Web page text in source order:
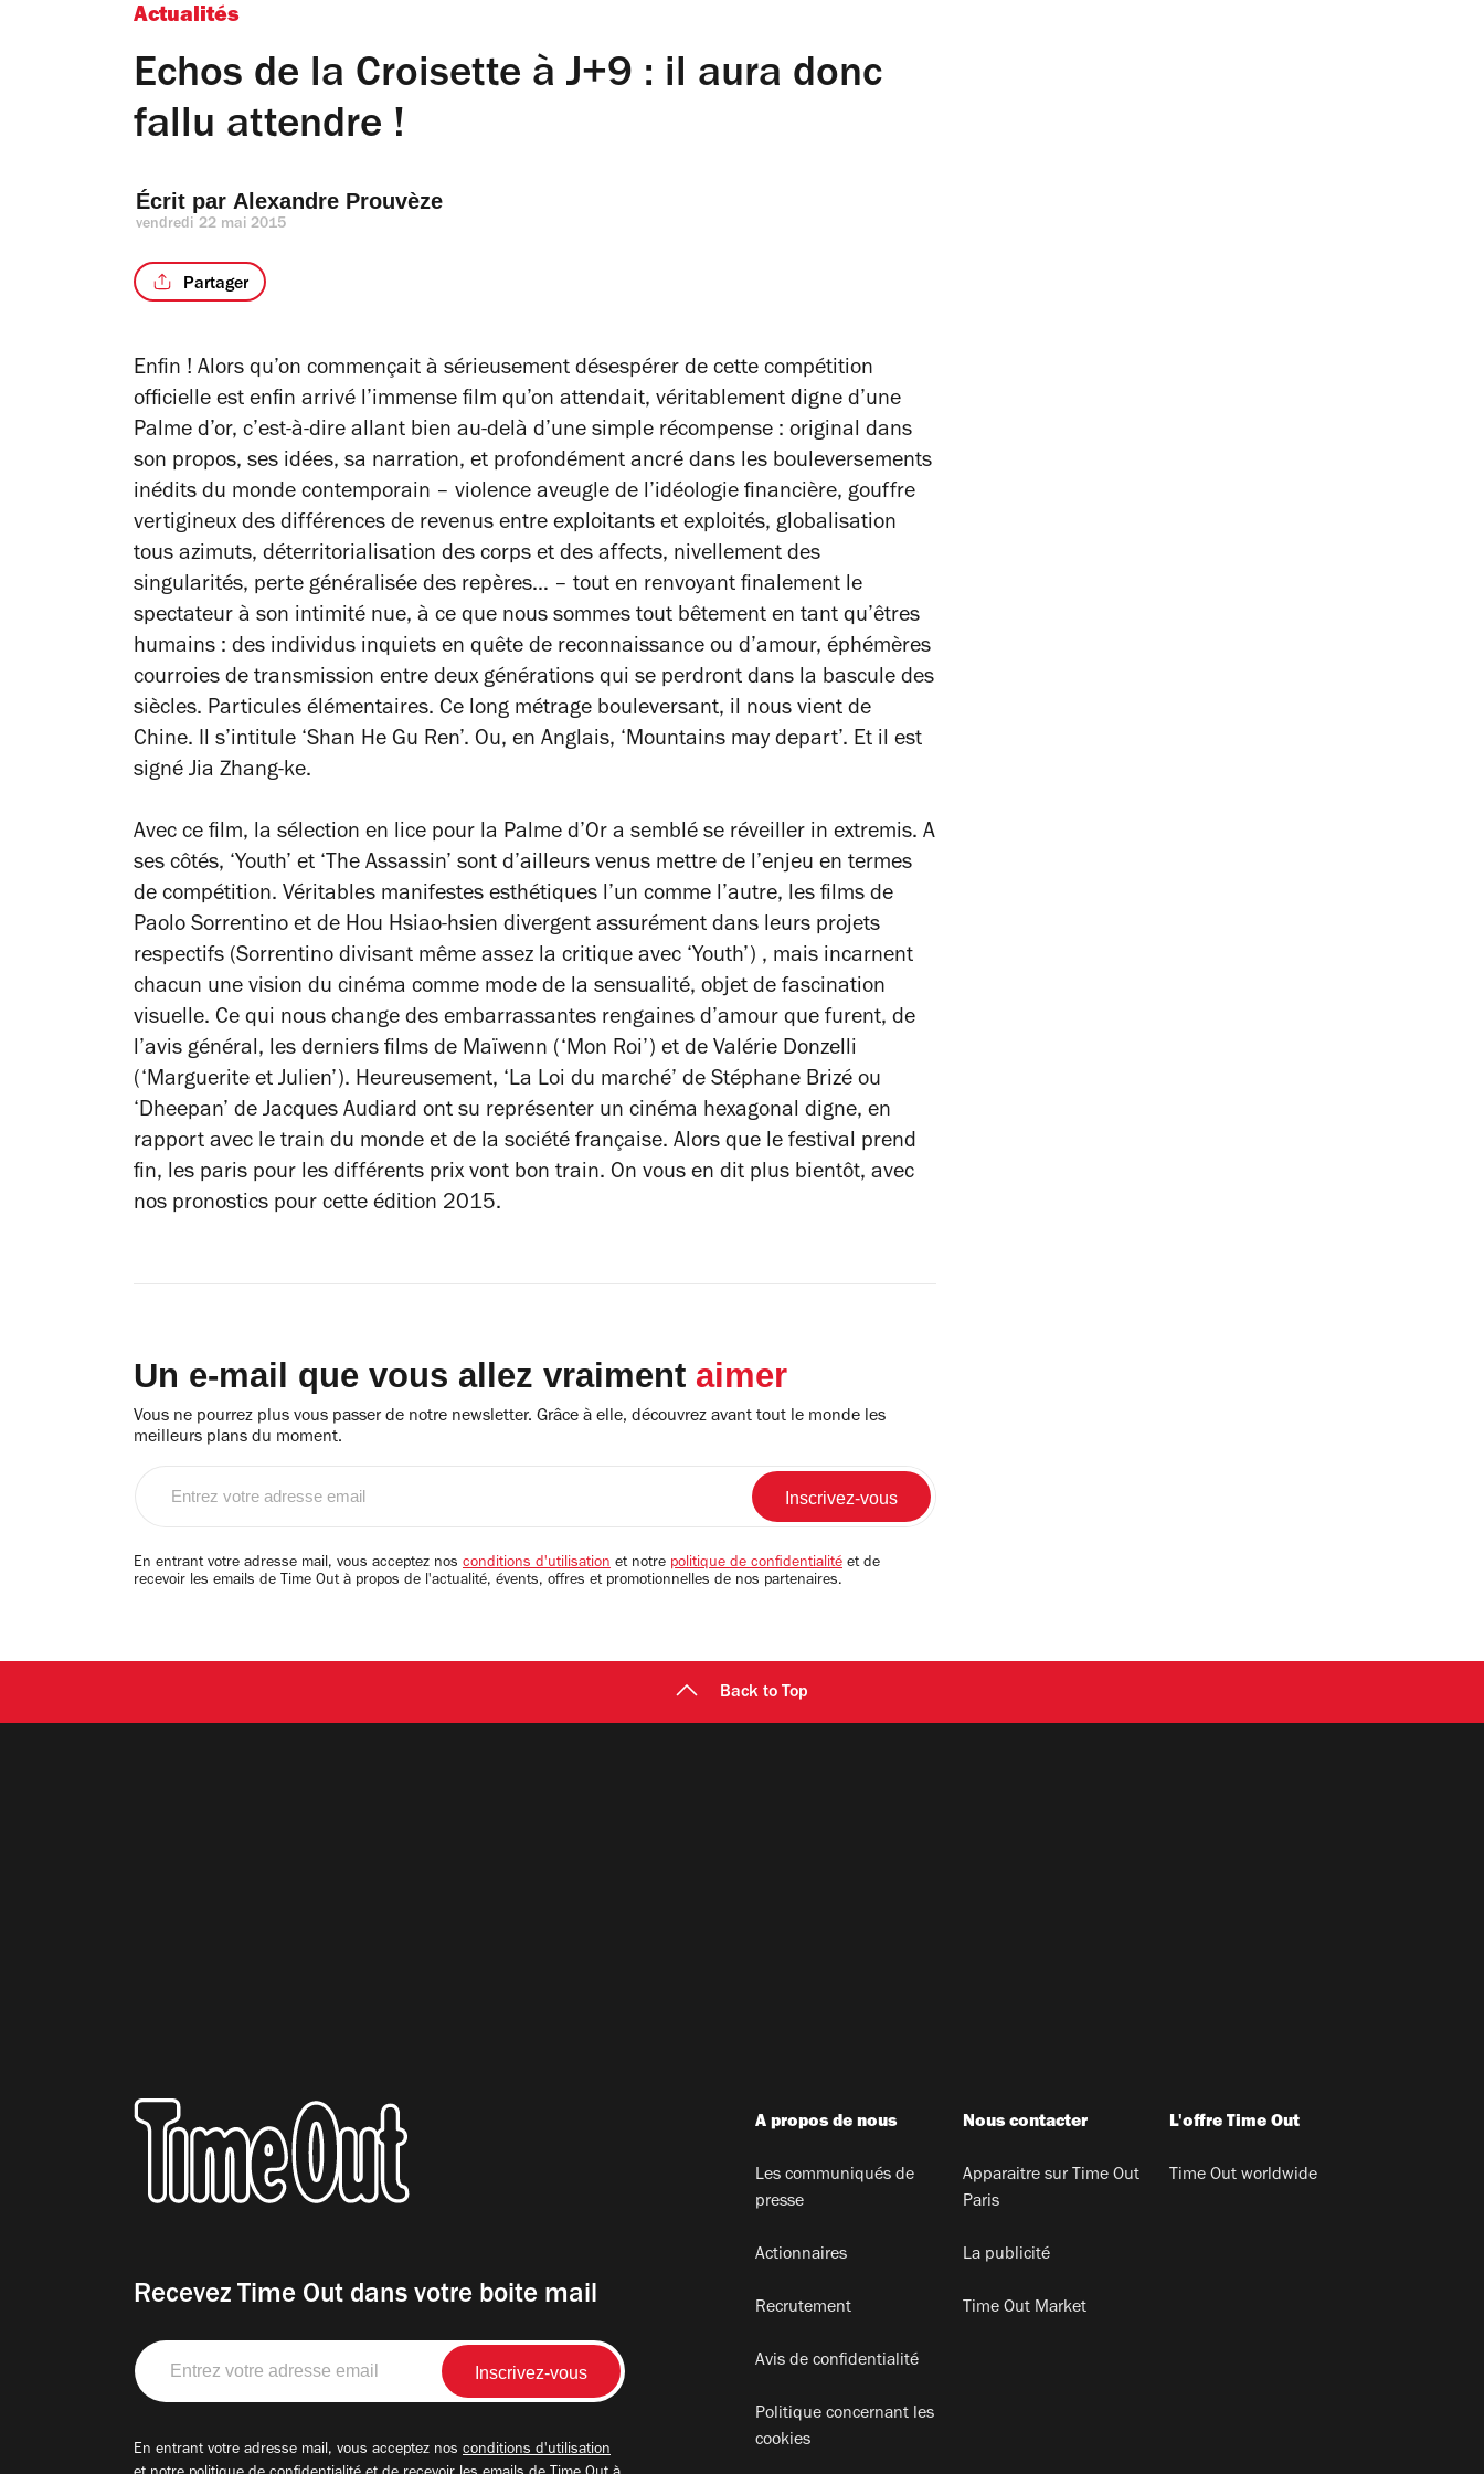
Actualités
Echos de la Croisette à J+9 : il aura donc
fallu attendre !
Écrit par Alexandre Prouvèze
vendredi 22 mai 2015
Partager
Enfin ! Alors qu’on commençait à sérieusement désespérer de cette compétition
officielle est enfin arrivé l’immense film qu’on attendait, véritablement digne d’une
Palme d’or, c’est-à-dire allant bien au-delà d’une simple récompense : original dans
son propos, ses idées, sa narration, et profondément ancré dans les bouleversements
inédits du monde contemporain – violence aveugle de l’idéologie financière, gouffre
vertigineux des différences de revenus entre exploitants et exploités, globalisation
tous azimuts, déterritorialisation des corps et des affects, nivellement des
singularités, perte généralisée des repères… – tout en renvoyant finalement le
spectateur à son intimité nue, à ce que nous sommes tout bêtement en tant qu’êtres
humains : des individus inquiets en quête de reconnaissance ou d’amour, éphémères
courroies de transmission entre deux générations qui se perdront dans la bascule des
siècles. Particules élémentaires. Ce long métrage bouleversant, il nous vient de
Chine. Il s’intitule ‘Shan He Gu Ren’. Ou, en Anglais, ‘Mountains may depart’. Et il est
signé Jia Zhang-ke.
Avec ce film, la sélection en lice pour la Palme d’Or a semblé se réveiller in extremis. A
ses côtés, ‘Youth’ et ‘The Assassin’ sont d’ailleurs venus mettre de l’enjeu en termes
de compétition. Véritables manifestes esthétiques l’un comme l’autre, les films de
Paolo Sorrentino et de Hou Hsiao-hsien divergent assurément dans leurs projets
respectifs (Sorrentino divisant même assez la critique avec ‘Youth’) , mais incarnent
chacun une vision du cinéma comme mode de la sensualité, objet de fascination
visuelle. Ce qui nous change des embarrassantes rengaines d’amour que furent, de
l’avis général, les derniers films de Maïwenn (‘Mon Roi’) et de Valérie Donzelli
(‘Marguerite et Julien’). Heureusement, ‘La Loi du marché’ de Stéphane Brizé ou
‘Dheepan’ de Jacques Audiard ont su représenter un cinéma hexagonal digne, en
rapport avec le train du monde et de la société française. Alors que le festival prend
fin, les paris pour les différents prix vont bon train. On vous en dit plus bientôt, avec
nos pronostics pour cette édition 2015.
Un e-mail que vous allez vraiment aimer
Vous ne pourrez plus vous passer de notre newsletter. Grâce à elle, découvrez avant tout le monde les
meilleurs plans du moment.
email
En entrant votre adresse mail, vous acceptez nos conditions d'utilisation et notre politique de confidentialité et de
recevoir les emails de Time Out à propos de l'actualité, évents, offres et promotionnelles de nos partenaires.
Back to Top
Recevez Time Out dans votre boite mail
Entrez
votre
adresse
En entrant votre adresse mail, vous acceptez nos conditions d'utilisation
A propos de nous
Les communiqués de
presse
Actionnaires
Recrutement
Avis de confidentialité
Politique concernant les
cookies
Nous contacter
Apparaitre sur Time Out
Paris
La publicité
Time Out Market
L'offre Time Out
Time Out worldwide